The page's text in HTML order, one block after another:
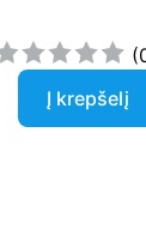
Į krepšelį